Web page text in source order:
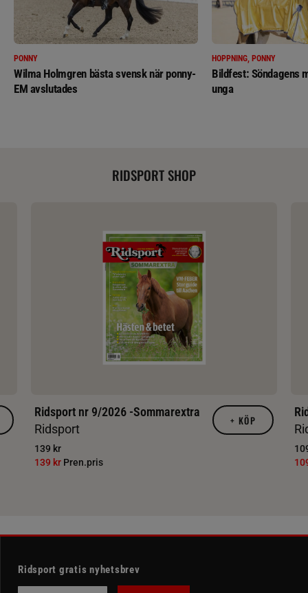
PONNY
Wilma Holmgren bästa svensk när ponny-
EM avslutades
HOPPNING, PONNY
Bildfest: Söndagens
unga
RIDSPORT SHOP
Ridsport nr 9/2026 -Sommarextra
Ridsport
139 kr
139 kr Pren.pris
+ KÖP
Ridsport gratis nyhetsbrev